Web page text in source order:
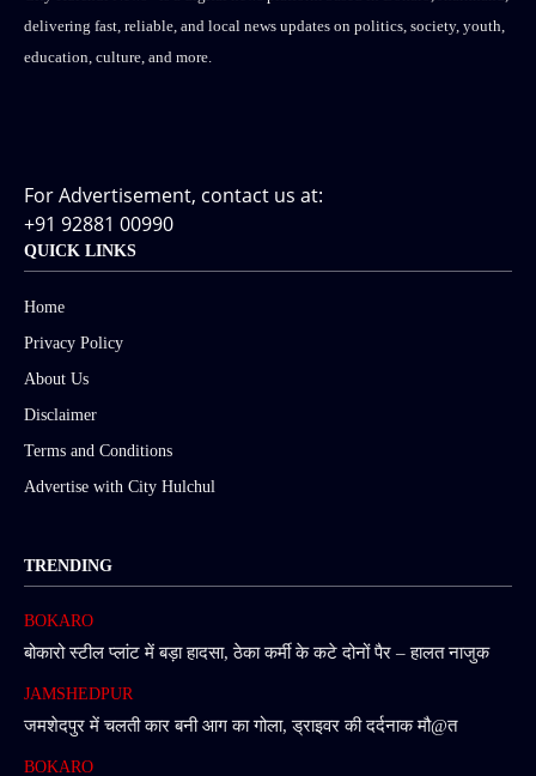
delivering fast, reliable, and local news updates on politics, society, youth,
education, culture, and more.
For Advertisement, contact us at:
+91 92881 00990
QUICK LINKS
Home
Privacy Policy
About Us
Disclaimer
Terms and Conditions
Advertise with City Hulchul
TRENDING
BOKARO
बोकारो स्टील प्लांट में बड़ा हादसा, ठेका कर्मी के कटे दोनों पैर – हालत नाजुक
JAMSHEDPUR
जमशेदपुर में चलती कार बनी आग का गोला, ड्राइवर की दर्दनाक मौ@त
BOKARO